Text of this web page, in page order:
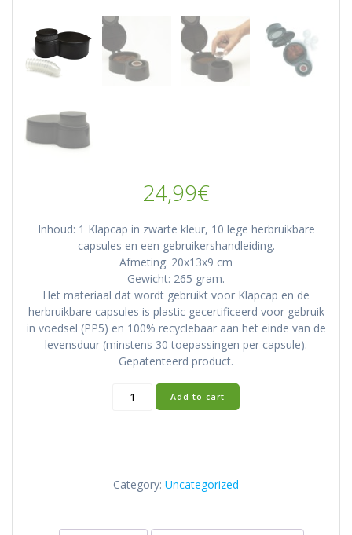
24,99€
Inhoud: 1 Klapcap in zwarte kleur, 10 lege herbruikbare
capsules en een gebruikershandleiding.
Afmeting: 20x13x9 cm
Gewicht: 265 gram.
Het materiaal dat wordt gebruikt voor Klapcap en de
herbruikbare capsules is plastic gecertificeerd voor gebruik
in voedsel (PP5) en 100% recyclebaar aan het einde van de
levensduur (minstens 30 toepassingen per capsule).
Gepatenteerd product.
Klapcap
Zwart
Add to cart
Category: Uncategorized